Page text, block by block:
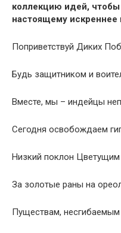
коллекцию идей, чтобы
настоящему искреннее
Поприветствуй Диких
Будь защитником и
Вместе, мы – индейцы
Сегодня освобождаем
Низкий поклон
За золотые раны на
Пуществам, несгибаемым